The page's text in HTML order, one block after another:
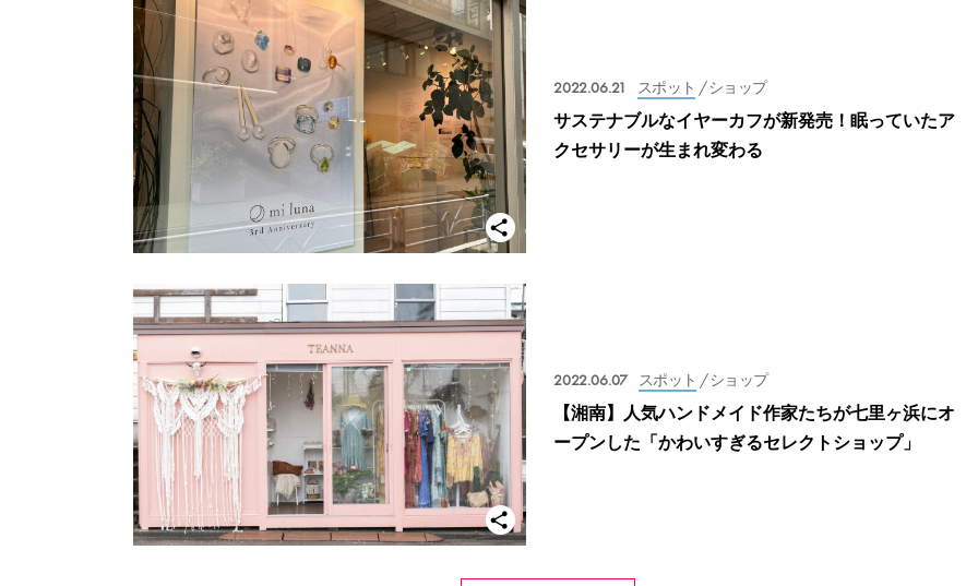
2022.06.21 スポット / ショップ
サステナブルなイヤーカフが新発売！眠っていたア
クセサリーが生まれ変わる
2022.06.07 スポット / ショップ
【湘南】人気ハンドメイド作家たちが七里ヶ浜にオ
ープンした「かわいすぎるセレクトショップ」